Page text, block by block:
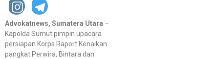
Advokatnews, Sumatera Utara –
Kapolda Sumut pimpin upacara
persiapan Korps Raport Kenaikan
pangkat Perwira, Bintara dan